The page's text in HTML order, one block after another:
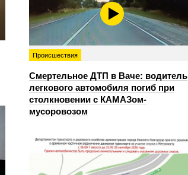
Происшествия
Смертельное ДТП в Ваче: водитель
легкового автомобиля погиб при
столкновении с КАМАЗом-
мусоровозом